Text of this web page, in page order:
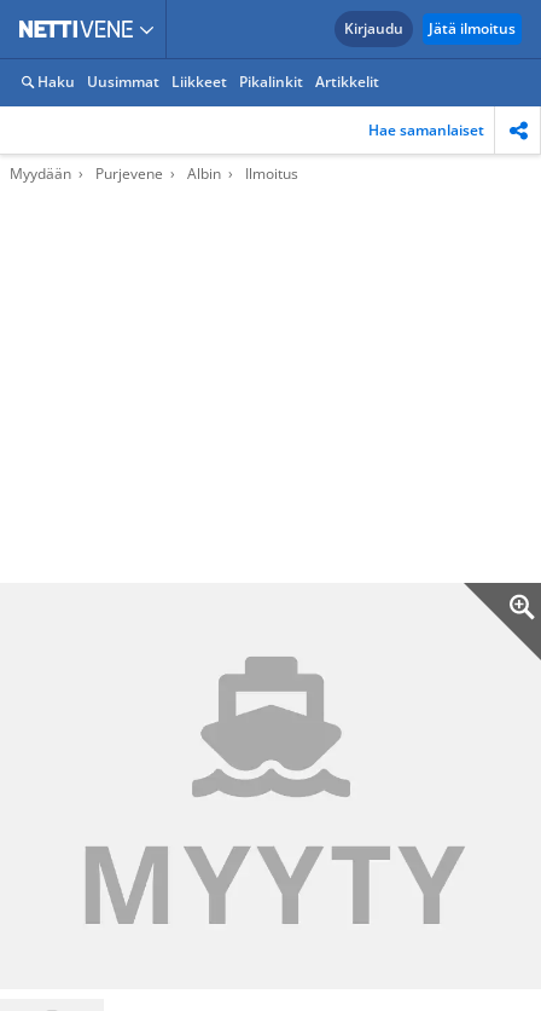
Kirjaudu Jätä ilmoitus
Haku Uusimmat Liikkeet Pikalinkit Artikkelit
Hae samanlaiset
Myydään Purjevene Albin Ilmoitus